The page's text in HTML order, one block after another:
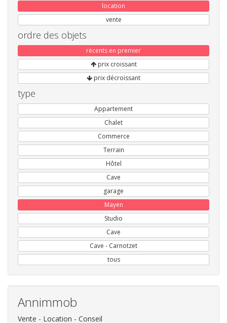
location
vente
ordre des objets
récents en premier
prix croissant
prix décroissant
type
Appartement
Chalet
Commerce
Terrain
Hôtel
Cave
garage
Mayen
Studio
Cave
Cave - Carnotzet
tous
Annimmob
Vente - Location - Conseil